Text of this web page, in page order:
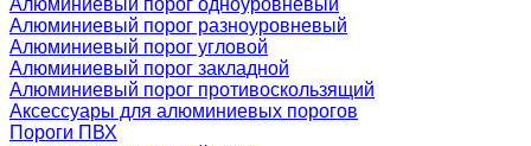
Алюминиевый порог одноуровневый
Алюминиевый порог разноуровневый
Алюминиевый порог угловой
Алюминиевый порог закладной
Алюминиевый порог противоскользящий
Аксессуары для алюминиевых порогов
Пороги ПВХ